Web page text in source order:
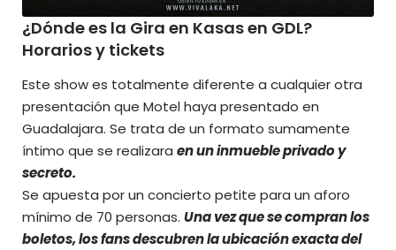
¿Dónde es la Gira en Kasas en GDL?
Horarios y tickets
Este show es totalmente diferente a cualquier otra
presentación que Motel haya presentado en
Guadalajara. Se trata de un formato sumamente
íntimo que se realizara en un inmueble privado y
secreto.
Se apuesta por un concierto petite para un aforo
mínimo de 70 personas. Una vez que se compran los
boletos, los fans descubren la ubicación exacta del